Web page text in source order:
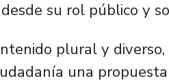
su rol público y
plural y
una